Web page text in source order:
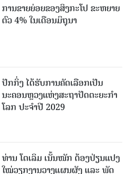
ການຂາຍຍ່ອຍຂອງສິງກະໂປ ຂະຫຍາຍ
ຕົວ 4% ໃນເດືອນມິຖຸນາ
ປັກກິ່ງ ໄດ້ຮັບການຄັດເລືອກເປັນ
ນະຄອນຫຼວງແຫ່ງສະຖາປັດຕະຍະກຳ
ໂລກ ປະຈຳປີ 2029
ທ່ານ ໂຕ​ເລິມ ເນັ້ນໜັກ ຕ້ອງ​ປ່ຽນ​ແປງ​
ໃໝ່​ວຽກ​ງານ​ວາງ​ແຜນ​ຜັງ ແລະ ​ພັດ​